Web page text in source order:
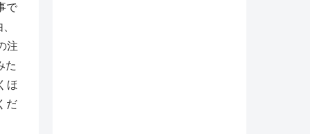
で
注
た
ほ
だ